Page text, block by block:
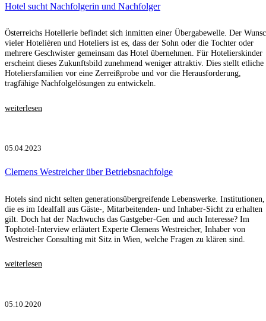
Hotel sucht Nachfolgerin und Nachfolger
Österreichs Hotellerie befindet sich inmitten einer Übergabewelle. Der
vieler Hotelièren und Hoteliers ist es, dass der Sohn oder die Tochter oder
mehrere Geschwister gemeinsam das Hotel übernehmen. Für Hotelierskinder
erscheint dieses Zukunftsbild zunehmend weniger attraktiv. Dies stellt etliche
Hoteliersfamilien vor eine Zerreißprobe und vor die Herausforderung,
tragfähige Nachfolgelösungen zu entwickeln.
weiterlesen
05.04.2023
Clemens Westreicher über Betriebsnachfolge
Hotels sind nicht selten generationsübergreifende Lebenswerke. Institutionen,
die es im Idealfall aus Gäste-, Mitarbeitenden- und Inhaber-Sicht zu erhalten
gilt. Doch hat der Nachwuchs das Gastgeber-Gen und auch Interesse? Im
Tophotel-Interview erläutert Experte Clemens Westreicher, Inhaber von
Westreicher Consulting mit Sitz in Wien, welche Fragen zu klären sind.
weiterlesen
05.10.2020